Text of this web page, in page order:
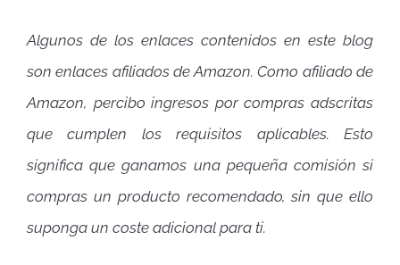
Algunos de los enlaces contenidos en este blog
son enlaces afiliados de Amazon. Como afiliado de
Amazon, percibo ingresos por compras adscritas
que cumplen los requisitos aplicables. Esto
significa que ganamos una pequeña comisión si
compras un producto recomendado, sin que ello
suponga un coste adicional para ti.